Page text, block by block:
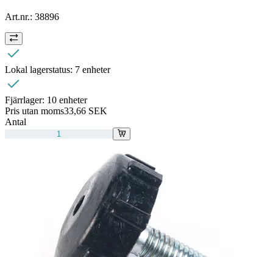
Art.nr.: 38896
Lokal lagerstatus: 7 enheter
Fjärrlager: 10 enheter
Pris utan moms33,66 SEK
Antal